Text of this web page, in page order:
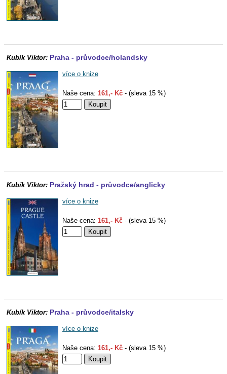
Kubík Viktor: Praha - průvodce/holandsky
více o knize
Naše cena: 161,- Kč - (sleva 15 %)
Kubík Viktor: Pražský hrad - průvodce/anglicky
více o knize
Naše cena: 161,- Kč - (sleva 15 %)
Kubík Viktor: Praha - průvodce/italsky
více o knize
Naše cena: 161,- Kč - (sleva 15 %)